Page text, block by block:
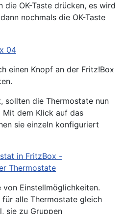
die OK-Taste drücken, es wird
nochmals die OK-Taste
einen Knopf an der Fritz!Box
sollten die Thermostate nun
Mit dem Klick auf das
sie einzeln konfiguriert
Einstellmöglichkeiten.
für alle Thermostate gleich
sie zu Gruppen